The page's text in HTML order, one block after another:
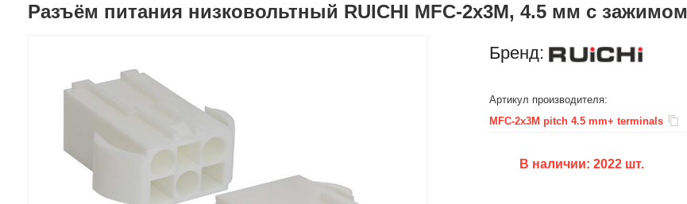
Разъём питания низковольтный RUICHI MFC-2x3M, 4.5 мм с зажимом
Бренд:
Артикул производителя:
MFC-2x3M pitch 4.5 mm+ terminals
В наличии:2022 шт.